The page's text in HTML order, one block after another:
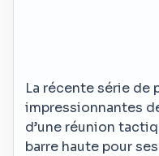
La récente série de
impressionnantes
d’une réunion
barre haute pour